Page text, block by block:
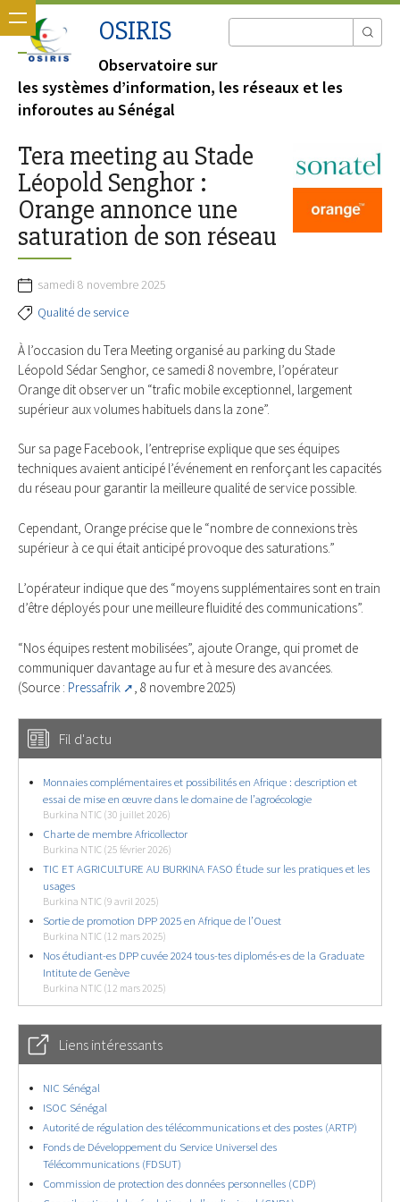
OSIRIS
Observatoire sur
les systèmes d’information, les réseaux et les
inforoutes au Sénégal
Tera meeting au Stade
Léopold Senghor :
Orange annonce une
saturation de son réseau
samedi 8 novembre 2025
Qualité de service
À l’occasion du Tera Meeting organisé au parking du Stade
Léopold Sédar Senghor, ce samedi 8 novembre, l’opérateur
Orange dit observer un “trafic mobile exceptionnel, largement
supérieur aux volumes habituels dans la zone”.
Sur sa page Facebook, l’entreprise explique que ses équipes
techniques avaient anticipé l’événement en renforçant les capacités
du réseau pour garantir la meilleure qualité de service possible.
Cependant, Orange précise que le “nombre de connexions très
supérieur à ce qui était anticipé provoque des saturations.”
L’opérateur indique que des “moyens supplémentaires sont en train
d’être déployés pour une meilleure fluidité des communications”.
“Nos équipes restent mobilisées”, ajoute Orange, qui promet de
communiquer davantage au fur et à mesure des avancées.
(Source : Pressafrik , 8 novembre 2025)
Fil d'actu
Monnaies complémentaires et possibilités en Afrique : description et
essai de mise en œuvre dans le domaine de l’agroécologie
Burkina NTIC (30 juillet 2026)
Charte de membre Africollector
Burkina NTIC (25 février 2026)
TIC ET AGRICULTURE AU BURKINA FASO Étude sur les pratiques et les
usages
Burkina NTIC (9 avril 2025)
Sortie de promotion DPP 2025 en Afrique de l’Ouest
Burkina NTIC (12 mars 2025)
Nos étudiant-es DPP cuvée 2024 tous-tes diplomés-es de la Graduate
Intitute de Genève
Burkina NTIC (12 mars 2025)
Liens intéressants
NIC Sénégal
ISOC Sénégal
Autorité de régulation des télécommunications et des postes (ARTP)
Fonds de Développement du Service Universel des
Télécommunications (FDSUT)
Commission de protection des données personnelles (CDP)